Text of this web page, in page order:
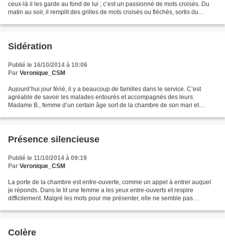
ceux-là il les garde au fond de lui ; c’est un passionné de mots croisés. Du
matin au soir, il remplit des grilles de mots croisés ou fléchés, sortis du
Sidération
Publié le 16/10/2014 à 10:06
Par Veronique_CSM
Aujourd’hui jour férié, il y a beaucoup de familles dans le service. C’est
agréable de savoir les malades entourés et accompagnés des leurs.
Madame B., femme d’un certain âge sort de la chambre de son mari et
Présence silencieuse
Publié le 11/10/2014 à 09:19
Par Veronique_CSM
La porte de la chambre est entre-ouverte, comme un appel à entrer auquel
je réponds. Dans le lit une femme a les yeux entre-ouverts et respire
difficilement. Malgré les mots pour me présenter, elle ne semble pas
Colère